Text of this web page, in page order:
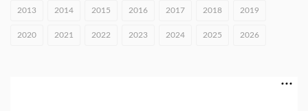
05.08.2026 17:34
Центр «Долголетие по-нижегородски» проведет 50 встреч в
2013 2014 2015 2016 2017 2018 2019
2020 2021 2022 2023 2024 2025 2026